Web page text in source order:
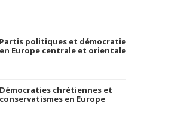
Partis politiques et démocratie
en Europe centrale et orientale
Démocraties chrétiennes et
conservatismes en Europe